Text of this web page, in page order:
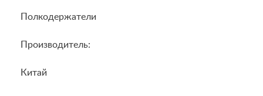
Полкодержатели
Производитель:
Китай